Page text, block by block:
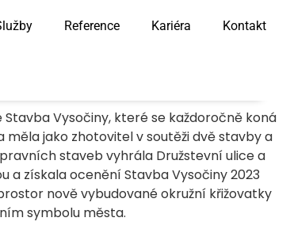
Reference Kariéra Kontakt
Vysočiny, které se každoročně koná
měla jako zhotovitel v soutěži dvě stavby a
staveb vyhrála Družstevní ulice a
a získala ocenění Stavba Vysočiny 2023
nově vybudované okružní křižovatky
symbolu města.